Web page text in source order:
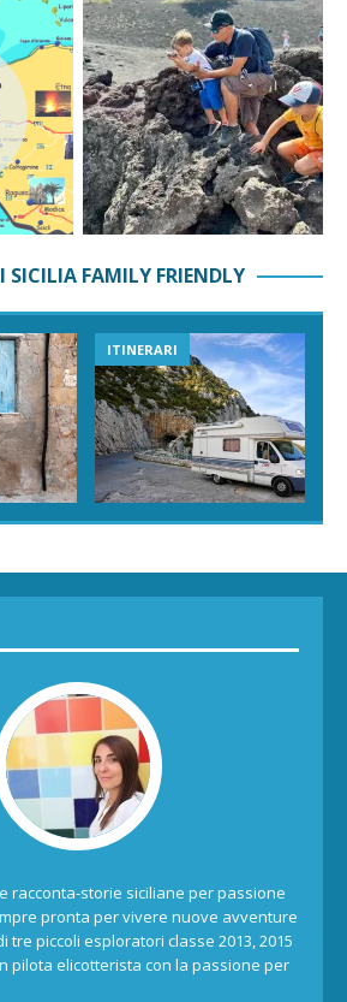
SICILIA FAMILY FRIENDLY
ITINERARI
racconta-storie siciliane per passione
pronta per vivere nuove avventure
tre piccoli esploratori classe 2013, 2015
pilota elicotterista con la passione per